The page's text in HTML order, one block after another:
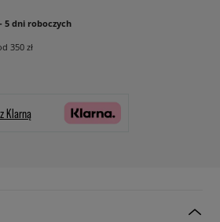
5 dni roboczych
350 zł
Klarną